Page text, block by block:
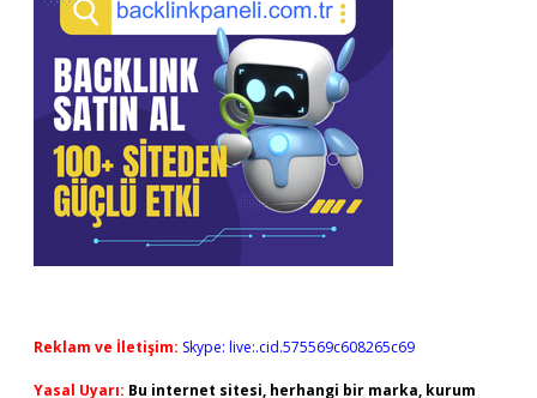
Reklam ve İletişim: Skype: live:.cid.575569c608265c69
Yasal Uyarı: Bu internet sitesi, herhangi bir marka, kurum